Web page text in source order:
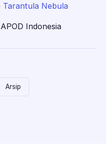
Tarantula Nebula
Indonesia
Arsip